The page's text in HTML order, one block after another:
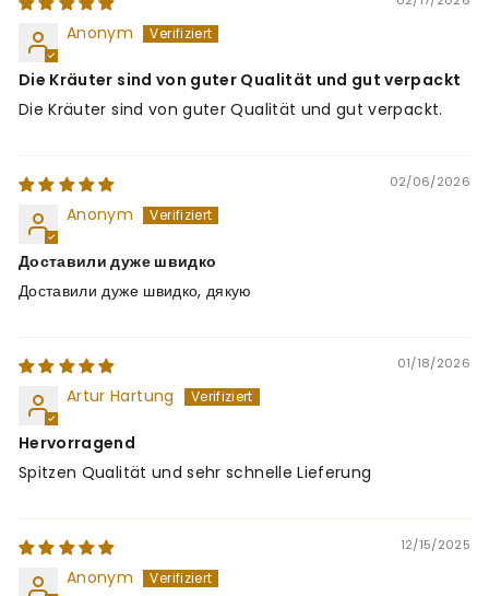
Anonym
Die Kräuter sind von guter Qualität und gut verpackt
Die Kräuter sind von guter Qualität und gut verpackt.
02/06/2026
Anonym
Доставили дуже швидко
Доставили дуже швидко, дякую
01/18/2026
Artur Hartung
Hervorragend
Spitzen Qualität und sehr schnelle Lieferung
12/15/2025
Anonym